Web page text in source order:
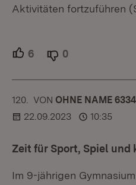
Aktivitäten fortzuführen
6 Unterstützer.
0
120. KOMMENTAR
VON :OHNE NAME
22.09.2023
10:35
Zeit für Sport, Spiel
Im 9-jährigen